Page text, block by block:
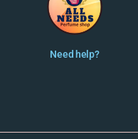
Need help?